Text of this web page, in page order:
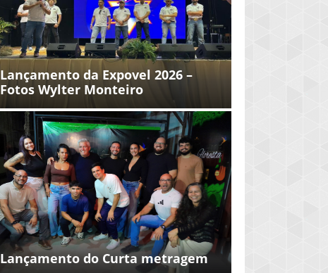
Lançamento da Expovel 2026 –
Fotos Wylter Monteiro
Lançamento do Curta metragem